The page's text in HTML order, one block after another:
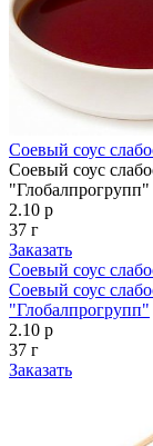
Соевый соус
Соевый соус
"Глобалпрогрупп"
2.10 р
37 г
Заказать
Соевый соус
Соевый соус
"Глобалпрогрупп"
2.10 р
37 г
Заказать